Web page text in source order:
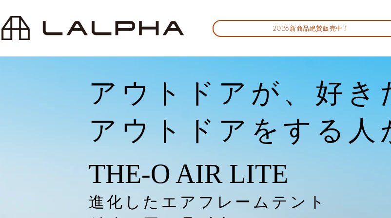
2026新商品絶賛販売中！
アウトドアが、好き
アウトドアをする人
THE-O AIR LITE
​進化したエアフレームテント